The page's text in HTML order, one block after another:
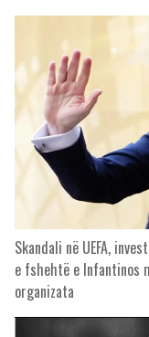
Skandali në UEFA,
e fshehtë e Infantinos
organizata